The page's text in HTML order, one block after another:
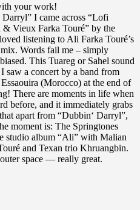
your work!
I came across “Lofi
Vieux Farka Touré” by the
listening to Ali Farka Touré’s
Words fail me – simply
This Tuareg or Sahel sound
saw a concert by a band from
(Morocco) at the end of
There are moments in life when
before, and it immediately grabs
apart from “Dubbin‘ Darryl”,
moment is: The Springtones
studio album “Ali” with Malian
and Texan trio Khruangbin.
space — really great.